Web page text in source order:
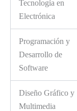
Tecnología en
Electrónica
Programación y
Desarrollo de
Software
Diseño Gráfico y
Multimedia